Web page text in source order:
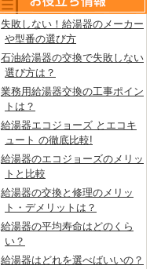
失敗しない！給湯器のメーカー
や型番の選び方
石油給湯器の交換で失敗しない
選び方は？
業務用給湯器交換の工事ポイン
トは？
給湯器エコジョーズ とエコキ
ュート の徹底比較!
給湯器のエコジョーズのメリッ
トと比較
給湯器の交換と修理のメリッ
ト・デメリットは？
給湯器の平均寿命はどのくら
い？
給湯器はどれを選べばいいの？